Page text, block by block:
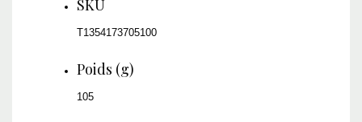
SKU
T1354173705100
Poids (g)
105